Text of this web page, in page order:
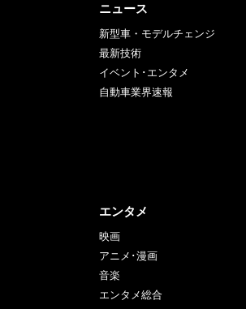
ニュース
新型車・モデルチェンジ
最新技術
イベント･エンタメ
自動車業界速報
エンタメ
映画
アニメ･漫画
音楽
エンタメ総合